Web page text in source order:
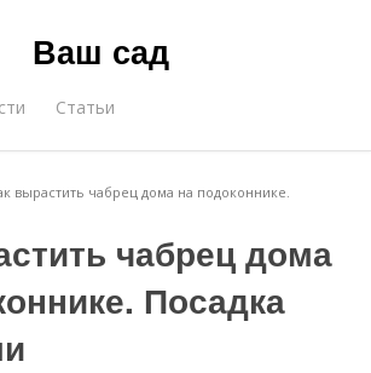
Ваш сад
Статьи
вырастить чабрец дома на подоконнике.
чабрец дома
Посадка